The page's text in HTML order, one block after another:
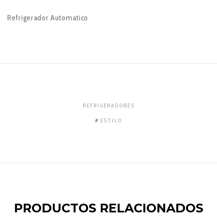
Refrigerador Automatico
REFRIGERADORES
ESTILO
PRODUCTOS RELACIONADOS